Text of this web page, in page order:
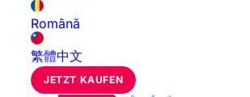
Română
繁體中文
JETZT KAUFEN